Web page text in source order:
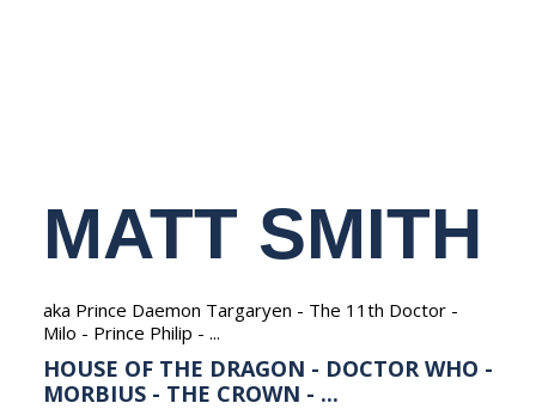
MATT SMITH
aka Prince Daemon Targaryen - The 11th Doctor -
Milo - Prince Philip - ...
HOUSE OF THE DRAGON - DOCTOR WHO -
MORBIUS - THE CROWN - ...